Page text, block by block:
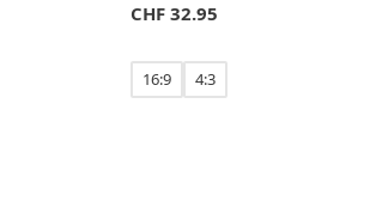
CHF 32.95
16:9 4:3